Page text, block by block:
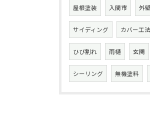
屋根塗装 入間市 外
サイディング カバー工法
ひび割れ 雨樋 玄関
シーリング 無機塗料